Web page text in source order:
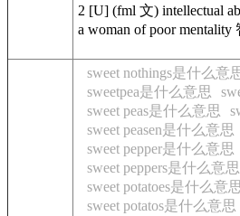
2 [U] (fml 文) intellectual
a woman of poor
sweet nothings是什么意
sweetpea是什么意思
sweet peas是什么意思
sweet peasen是什么意思
sweet pepper是什么意思
sweet peppers是什么意思
sweet potatoes是什么意思
sweet potatos是什么意思